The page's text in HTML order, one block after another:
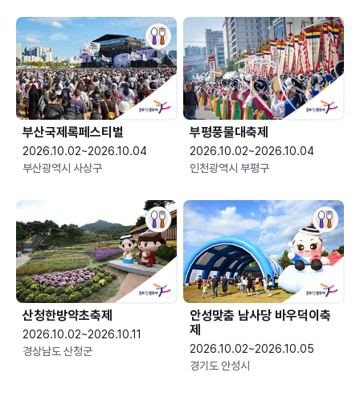
부산국제록페스티벌
2026.10.02~2026.10.04
부산광역시 사상구
부평풍물대축제
2026.10.02~2026.10.04
인천광역시 부평구
산청한방약초축제
2026.10.02~2026.10.11
경상남도 산청군
안성맞춤 남사당 바우덕이축
제
2026.10.02~2026.10.05
경기도 안성시